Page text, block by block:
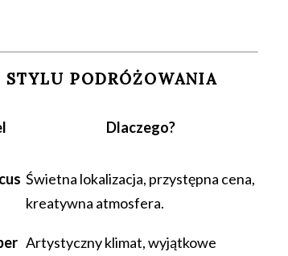
PODRÓŻOWANIA
Dlaczego?
Świetna lokalizacja, przystępna cena,
kreatywna atmosfera.
Artystyczny klimat, wyjątkowe